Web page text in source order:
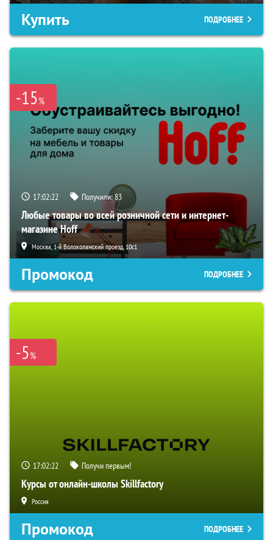
Купить ПОДРОБНЕЕ
-15%
17:02:21 Получили:83
Любые товары во всей розничной сети и интернет-
магазине Hoff
Москва, 1-й Волоколамский проезд, 10с1
Промокод ПОДРОБНЕЕ
-5%
17:02:21 Получи первым!
Курсы от онлайн-школы Skillfactory
Россия
Промокод ПОДРОБНЕЕ